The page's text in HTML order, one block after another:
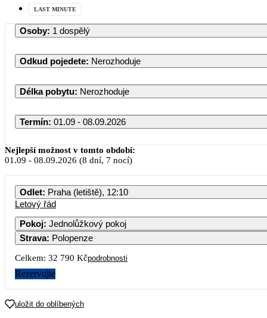
LAST MINUTE
Osoby: 1 dospělý
Odkud pojedete: Nerozhoduje
Délka pobytu: Nerozhoduje
Termín: 01.09 - 08.09.2026
PO
Nejlepší možnost v tomto období:
01.09 - 08.09.2026 (8 dní, 7 nocí)
Odlet: Praha (letiště), 12:10
Letový řád
Pokoj: Jednolůžkový pokoj
Strava: Polopenze
Celkem: 32 790 Kčpodrobnosti
Rezervujte
uložit do oblíbených